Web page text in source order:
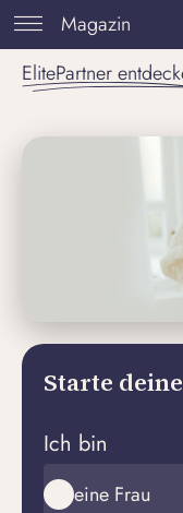
Magazin
ElitePartner
Starte
Ich bin
eine Frau